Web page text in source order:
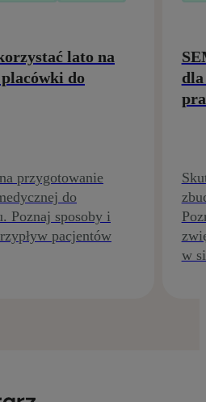
lato na
do
przygotowanie
do
Poznaj sposoby i
pacjentów
w